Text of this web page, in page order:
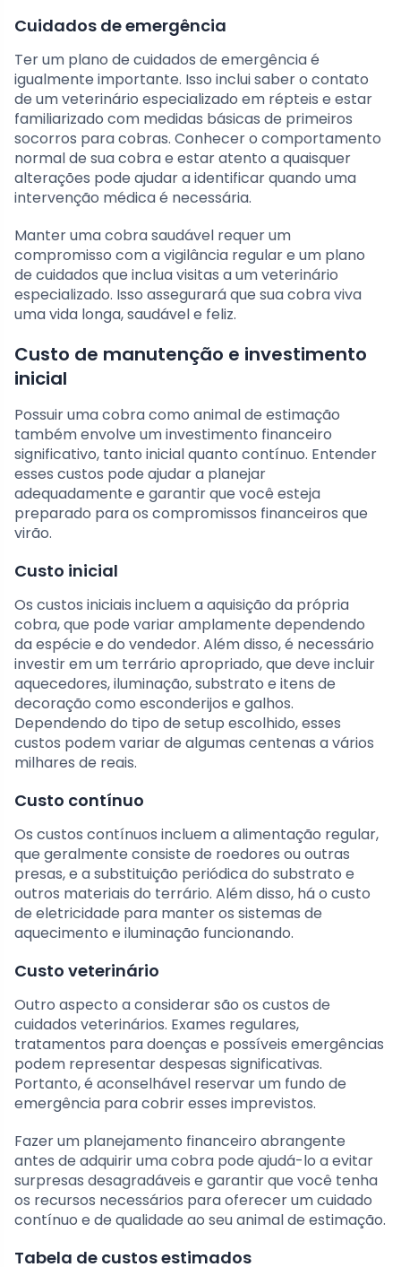
Cuidados de emergência
Ter um plano de cuidados de emergência é
igualmente importante. Isso inclui saber o contato
de um veterinário especializado em répteis e estar
familiarizado com medidas básicas de primeiros
socorros para cobras. Conhecer o comportamento
normal de sua cobra e estar atento a quaisquer
alterações pode ajudar a identificar quando uma
intervenção médica é necessária.
Manter uma cobra saudável requer um
compromisso com a vigilância regular e um plano
de cuidados que inclua visitas a um veterinário
especializado. Isso assegurará que sua cobra viva
uma vida longa, saudável e feliz.
Custo de manutenção e investimento
inicial
Possuir uma cobra como animal de estimação
também envolve um investimento financeiro
significativo, tanto inicial quanto contínuo. Entender
esses custos pode ajudar a planejar
adequadamente e garantir que você esteja
preparado para os compromissos financeiros que
virão.
Custo inicial
Os custos iniciais incluem a aquisição da própria
cobra, que pode variar amplamente dependendo
da espécie e do vendedor. Além disso, é necessário
investir em um terrário apropriado, que deve incluir
aquecedores, iluminação, substrato e itens de
decoração como esconderijos e galhos.
Dependendo do tipo de setup escolhido, esses
custos podem variar de algumas centenas a vários
milhares de reais.
Custo contínuo
Os custos contínuos incluem a alimentação regular,
que geralmente consiste de roedores ou outras
presas, e a substituição periódica do substrato e
outros materiais do terrário. Além disso, há o custo
de eletricidade para manter os sistemas de
aquecimento e iluminação funcionando.
Custo veterinário
Outro aspecto a considerar são os custos de
cuidados veterinários. Exames regulares,
tratamentos para doenças e possíveis emergências
podem representar despesas significativas.
Portanto, é aconselhável reservar um fundo de
emergência para cobrir esses imprevistos.
Fazer um planejamento financeiro abrangente
antes de adquirir uma cobra pode ajudá-lo a evitar
surpresas desagradáveis e garantir que você tenha
os recursos necessários para oferecer um cuidado
contínuo e de qualidade ao seu animal de estimação.
Tabela de custos estimados